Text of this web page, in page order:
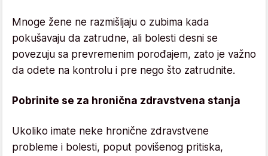
Mnoge žene ne razmišljaju o zubima kada
pokušavaju da zatrudne, ali bolesti desni se
povezuju sa prevremenim porođajem, zato je važno
da odete na kontrolu i pre nego što zatrudnite.
Pobrinite se za hronična zdravstvena stanja
Ukoliko imate neke hronične zdravstvene
probleme i bolesti, poput povišenog pritiska,